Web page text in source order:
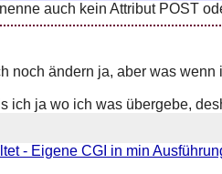
auch kein Attribut POST
noch ändern ja, aber was
ich ja wo ich was übergebe,
- Eigene CGI in min